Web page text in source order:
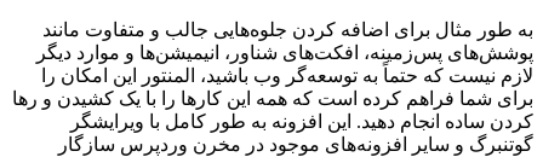
به طور مثال برای اضافه کردن جلوه‌هایی جالب و متفاوت مانند
پوشش‌های پس‌زمینه، افکت‌های شناور، انیمیشن‌ها و موارد دیگر
لازم نیست که حتماً به توسعه‌گر وب باشید، المنتور این امکان را
برای شما فراهم کرده است که همه این کار‌ها را با یک کشیدن و ر‌ها
کردن ساده انجام دهید. این افزونه به طور کامل با ویرایشگر
گوتنبرگ و سایر افزونه‌های موجود در مخرن وردپرس سازگار